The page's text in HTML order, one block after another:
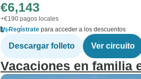
€6,143
+€190 pagos locales
Regístrate para acceder a los descuentos
Descargar folleto Ver circuito
Vacaciones en familia